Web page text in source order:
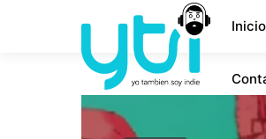
Inicio